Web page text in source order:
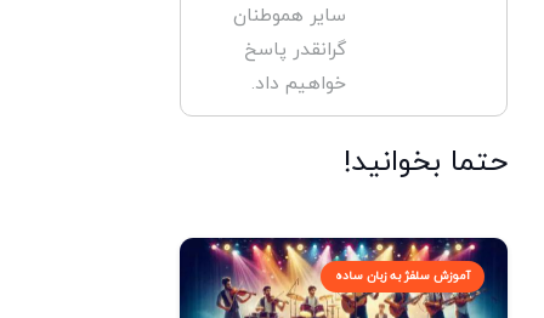
سایر هموطنان
گرانقدر پاسخ
خواهیم داد.
حتما بخوانید!
آموزش سلفژ به زبان ساده